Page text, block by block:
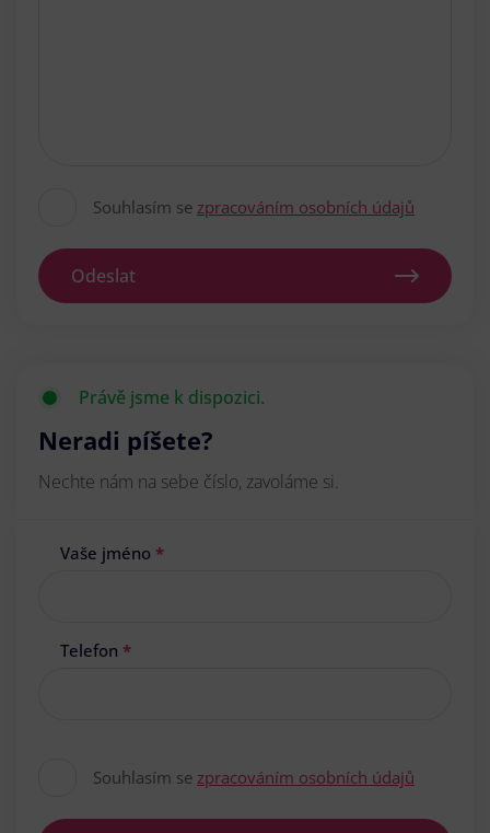
Souhlasím se zpracováním osobních údajů
Odeslat
Právě jsme k dispozici.
Neradi píšete?
Nechte nám na sebe číslo, zavoláme si.
Vaše jméno *
Telefon *
Souhlasím se zpracováním osobních údajů